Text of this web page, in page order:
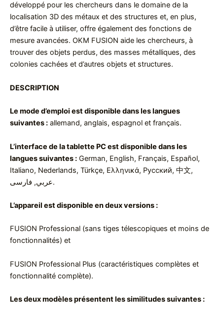
développé pour les chercheurs dans le domaine de la
localisation 3D des métaux et des structures et, en plus,
d’être facile à utiliser, offre également des fonctions de
mesure avancées. OKM FUSION aide les chercheurs, à
trouver des objets perdus, des masses métalliques, des
colonies cachées et d’autres objets et structures.
DESCRIPTION
Le mode d’emploi est disponible dans les langues
suivantes : allemand, anglais, espagnol et français.
L’interface de la tablette PC est disponible dans les
langues suivantes : German, English, Français, Español,
Italiano, Nederlands, Türkçe, Ελληνικά, Pусский, 中文,
عربي, فارسی.
L’appareil est disponible en deux versions :
FUSION Professional (sans tiges télescopiques et moins de
fonctionnalités) et
FUSION Professional Plus (caractéristiques complètes et
fonctionnalité complète).
Les deux modèles présentent les similitudes suivantes :